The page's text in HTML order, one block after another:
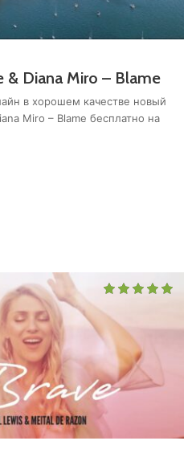
& Diana Miro – Blame
в хорошем качестве новый
Miro – Blame бесплатно на